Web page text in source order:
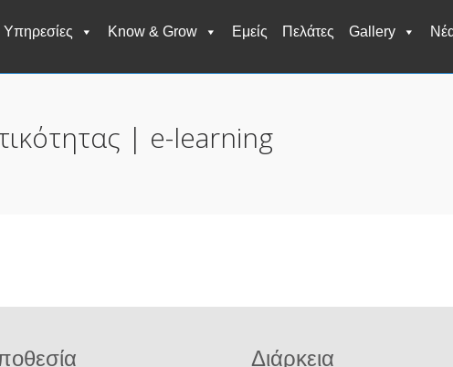
Υπηρεσίες Know & Grow Εμείς Πελάτες Gallery
| e-learning
Διάρκεια